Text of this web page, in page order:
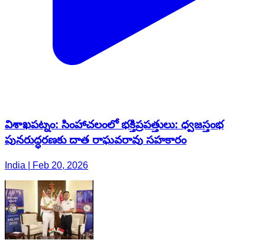
విశాఖపట్నం: సింహాచలంలో భక్తిప్రపత్తులు: ధ్వజస్తంభ
పునరుద్ధరణకు దాత రాఘవరావు సహకారం
India | Feb 20, 2026